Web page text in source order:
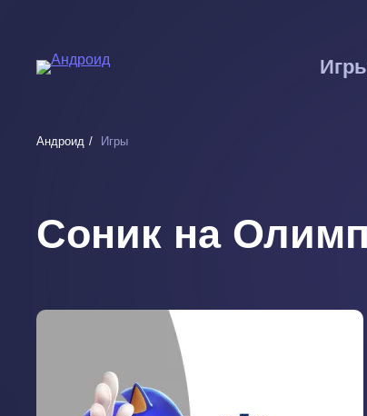
основному
Андроид Игры
Соник на